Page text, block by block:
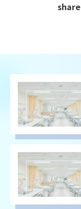
share